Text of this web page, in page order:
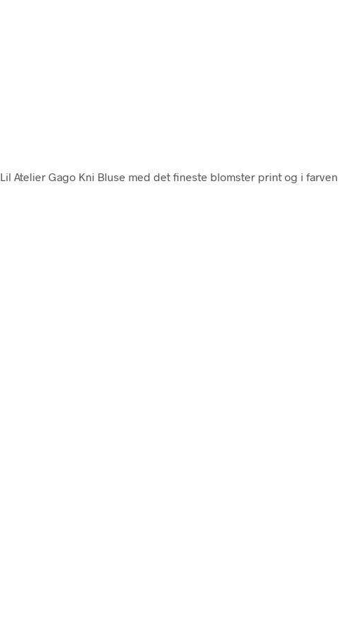
. Lil Atelier Gago Kni Bluse med det fineste blomster print og i farven